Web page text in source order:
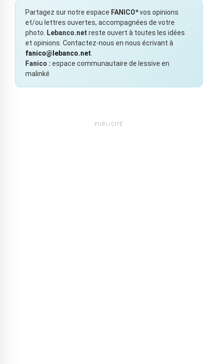
Partagez sur notre espace FANICO*vos opinions
et/ou lettres ouvertes, accompagnées de votre
photo. Lebanco.net reste ouvert à toutes les idées
et opinions. Contactez-nous en nous écrivant à
fanico@lebanco.net.
Fanico : espace communautaire de lessive en
malinké
PUBLICITÉ